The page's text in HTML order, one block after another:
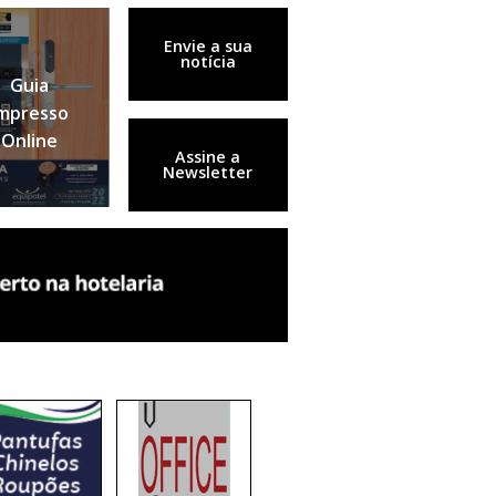
Guia
Online
Envie a sua
notícia
Assine a
Newsletter